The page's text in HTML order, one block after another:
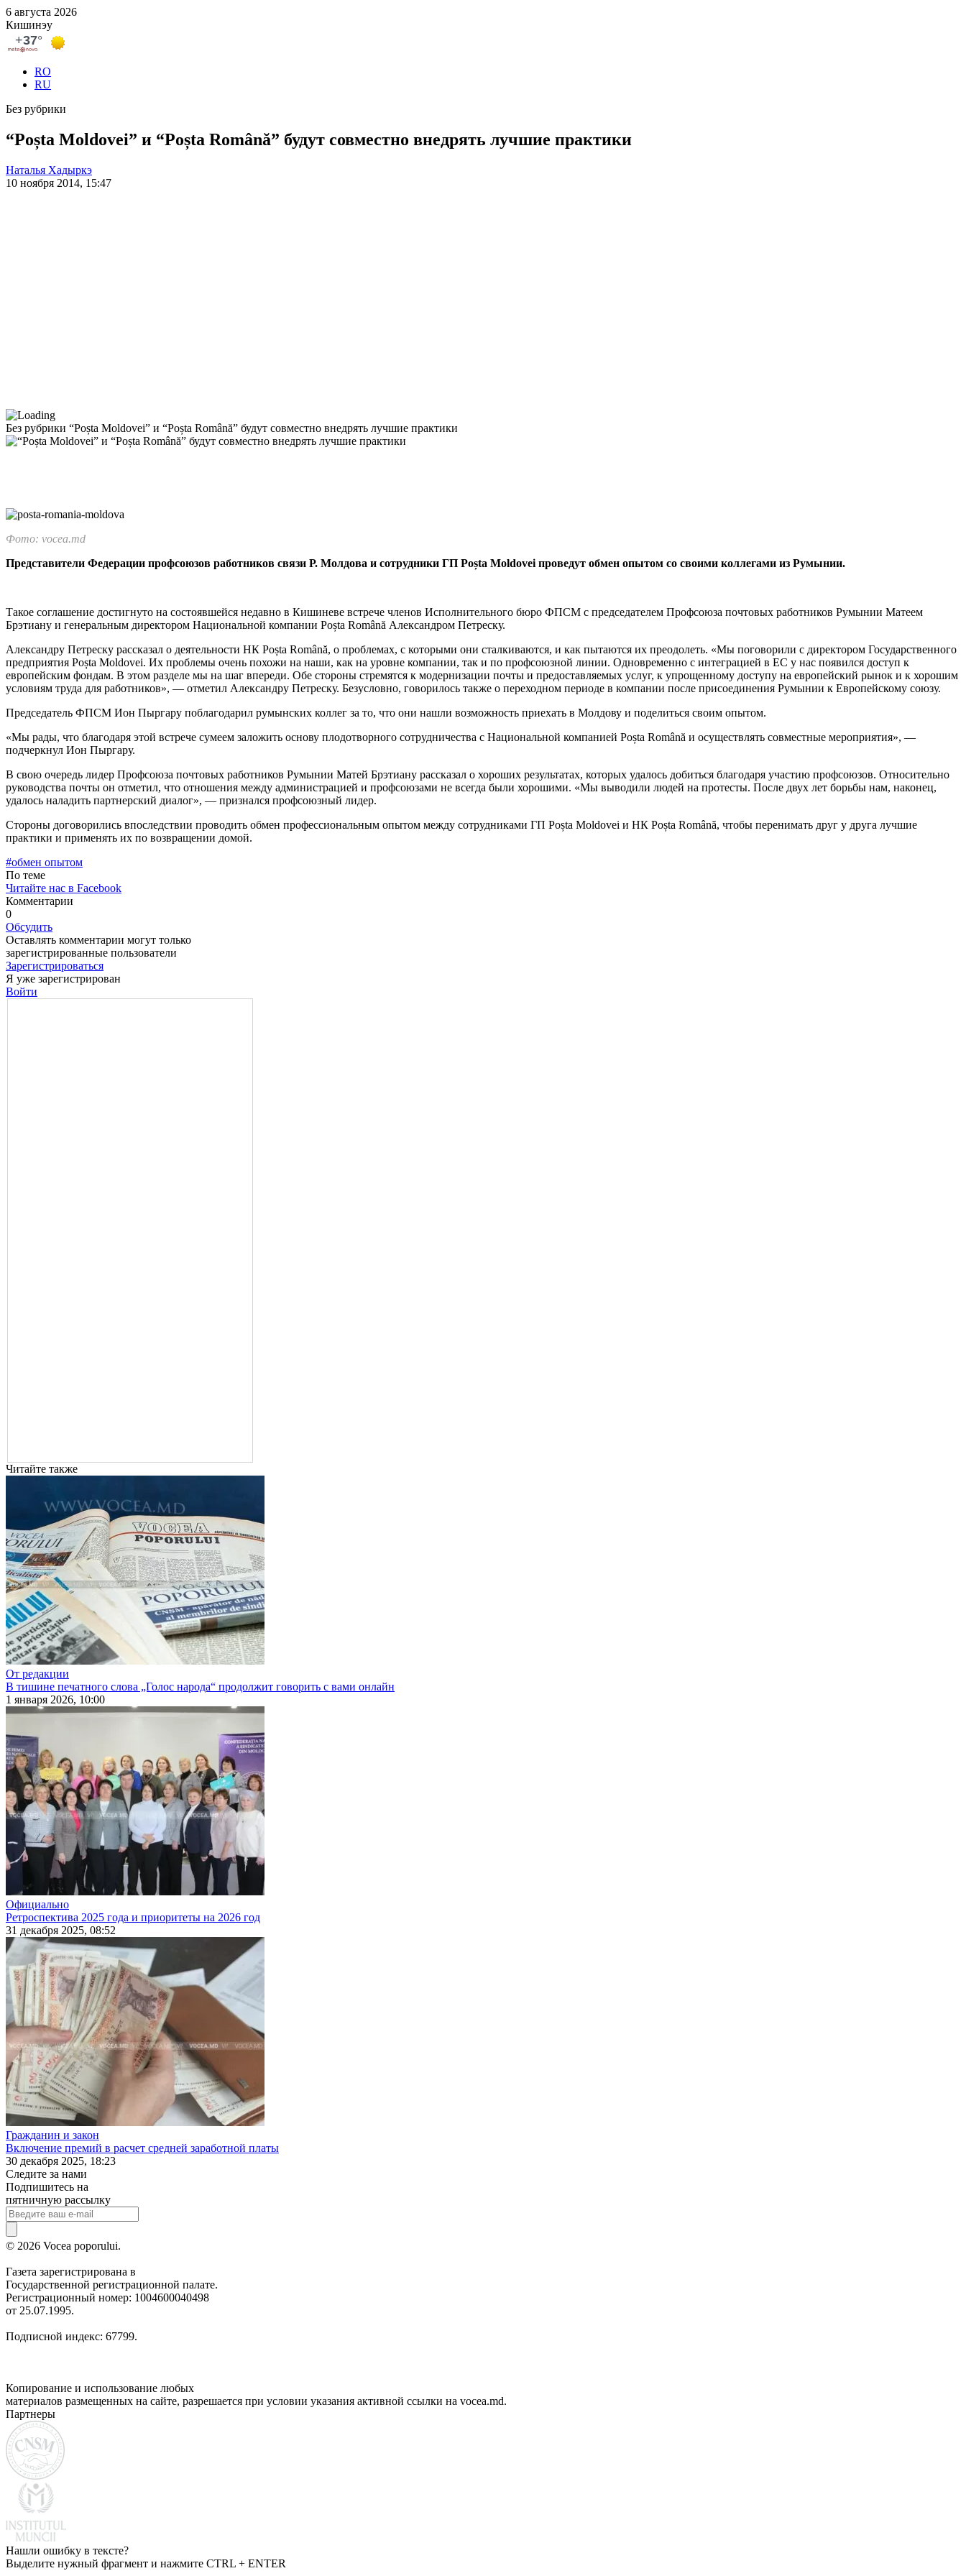
6 августа 2026
Кишинэу
RO
RU
Без рубрики
“Poșta Moldovei” и “Poșta Română” будут совместно внедрять лучшие практики
Наталья Хадыркэ
10 ноября 2014, 15:47
Без рубрики “Poșta Moldovei” и “Poșta Română” будут совместно внедрять лучшие практики
Фото: vocea.md
Представители Федерации профсоюзов работников связи Р. Молдова и сотруд­ники ГП Poșta Moldovei проведут обмен опытом со своими коллегами из Ру­мынии.
Такое соглашение достигну­то на состоявшейся недавно в Кишиневе встрече членов Ис­полнительного бюро ФПСМ с председателем Профсоюза поч­товых работников Румынии Ма­теем
Брэтиану и генеральным директором Национальной компании Poșta Română Александ­ром Петреску.
Александру Петреску рас­сказал о деятельности НК Poșta Română, о проблемах, с которы­ми они сталкиваются, и как пы­таются их преодолеть. «Мы по­говорили с директором Госу­дарственного
предприятия Poșta Moldovei. Их проблемы очень похожи на наши, как на уровне компании, так и по профсоюз­ной линии. Одновременно с ин­теграцией в ЕС у нас появился доступ к
европейским фондам. В этом разделе мы на шаг впе­реди. Обе стороны стремятся к модернизации почты и предоставляемых услуг, к упрощенно­му доступу на европейский ры­нок и к хорошим
условиям тру­да для работников», — отметил Александру Петреску. Безуслов­но, говорилось также о переход­ном периоде в компании после присоединения Румынии к Ев­ропейскому союзу.
Председатель ФПСМ Ион Пыргару поблагодарил румынс­ких коллег за то, что они нашли возможность приехать в Молдо­ву и поделиться своим опытом.
«Мы рады, что благодаря этой встрече сумеем заложить основу плодотворного сотрудничества с Национальной компанией Poșta Română и осуществлять совмес­тные мероприятия», —
подчерк­нул Ион Пыргару.
В свою очередь лидер Профсоюза почтовых работников Ру­мынии Матей Брэтиану расска­зал о хороших результатах, ко­торых удалось добиться благо­даря участию профсоюзов. От­носительно
руководства поч­ты он отметил, что отношения между администрацией и профсоюзами не всегда были хоро­шими. «Мы выводили людей на протесты. После двух лет борь­бы нам, наконец,
удалось на­ладить партнерский диалог», — признался профсоюзный ли­дер.
Стороны договорились впос­ледствии проводить обмен про­фессиональным опытом между сотрудниками ГП Poșta Moldovei и НК Poșta Română, чтобы пе­ренимать друг у друга лучшие
практики и применять их по возвращении домой.
#обмен опытом
По теме
Читайте нас в Facebook
Комментарии
0
Обсудить
Оставлять комментарии могут только
зарегистрированные пользователи
Зарегистрироваться
Я уже зарегистрирован
Войти
Читайте также
От редакции
В тишине печатного слова „Голос народа“ продолжит говорить с вами онлайн
1 января 2026, 10:00
Официально
Ретроспектива 2025 года и приоритеты на 2026 год
31 декабря 2025, 08:52
Гражданин и закон
Включение премий в расчет средней заработной платы
30 декабря 2025, 18:23
Следите за нами
Подпишитесь на
пятничную рассылку
© 2026 Vocea poporului.
Газета зарегистрирована в
Государственной регистрационной палате.
Регистрационный номер: 1004600040498
от 25.07.1995.
Подписной индекс: 67799.
Копирование и использование любых
материалов размещенных на сайте, разрешается при условии указания активной ссылки на vocea.md.
Партнеры
Нашли ошибку в тексте?
Выделите нужный фрагмент и нажмите CTRL + ENTER